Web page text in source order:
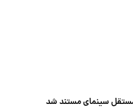
سینمای مستند شد